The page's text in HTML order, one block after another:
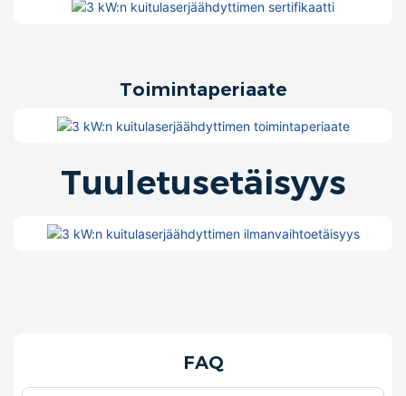
Toimintaperiaate
Tuuletusetäisyys
FAQ